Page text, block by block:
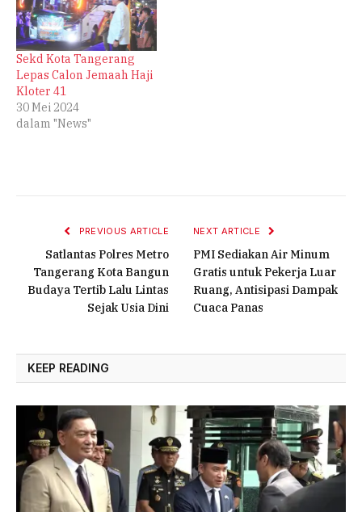
Sekd Kota Tangerang
Lepas Calon Jemaah Haji
Kloter 41
30 Mei 2024
dalam "News"
PREVIOUS ARTICLE
Satlantas Polres Metro
Tangerang Kota Bangun
Budaya Tertib Lalu Lintas
Sejak Usia Dini
NEXT ARTICLE
PMI Sediakan Air Minum
Gratis untuk Pekerja Luar
Ruang, Antisipasi Dampak
Cuaca Panas
KEEP READING